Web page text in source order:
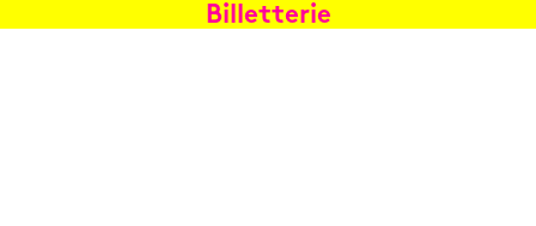
Billetterie